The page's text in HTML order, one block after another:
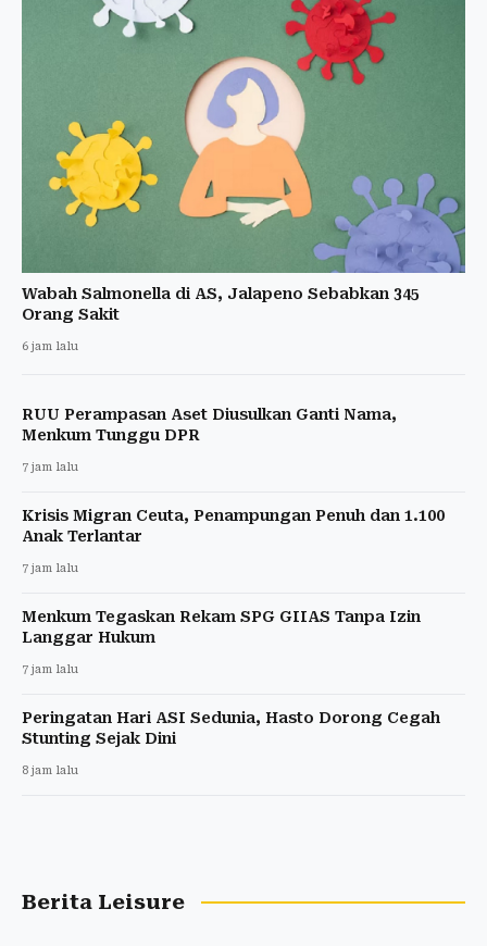
Wabah Salmonella di AS, Jalapeno Sebabkan 345
Orang Sakit
6 jam lalu
RUU Perampasan Aset Diusulkan Ganti Nama,
Menkum Tunggu DPR
7 jam lalu
Krisis Migran Ceuta, Penampungan Penuh dan 1.100
Anak Terlantar
7 jam lalu
Menkum Tegaskan Rekam SPG GIIAS Tanpa Izin
Langgar Hukum
7 jam lalu
Peringatan Hari ASI Sedunia, Hasto Dorong Cegah
Stunting Sejak Dini
8 jam lalu
Berita Leisure